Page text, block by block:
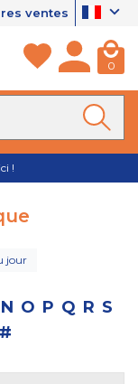
ventes
0
!
jour
N O P Q R S
#